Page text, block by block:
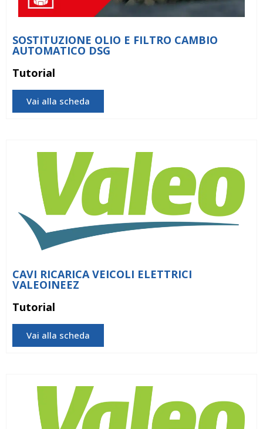
SOSTITUZIONE OLIO E FILTRO CAMBIO
AUTOMATICO DSG
Tutorial
Vai alla scheda
CAVI RICARICA VEICOLI ELETTRICI
VALEOINEEZ
Tutorial
Vai alla scheda